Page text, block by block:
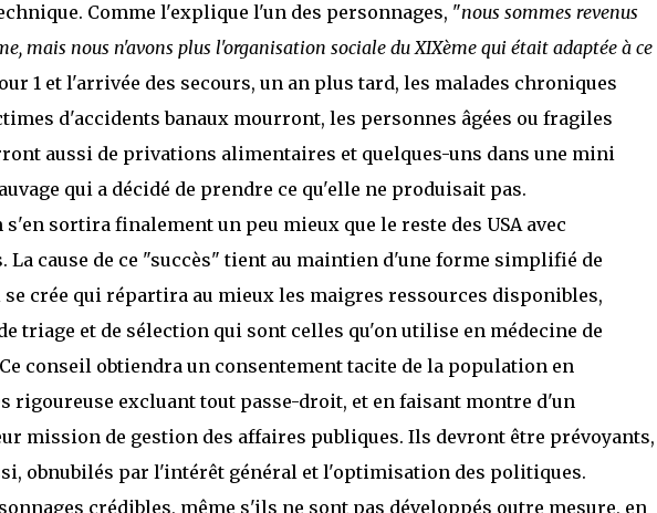
Comme l'explique l'un des personnages, "nous sommes revenus
mais nous n'avons plus l'organisation sociale du XIXème qui était adaptée à ce
1 et l'arrivée des secours, un an plus tard, les malades chroniques
d'accidents banaux mourront, les personnes âgées ou fragiles
aussi de privations alimentaires et quelques-uns dans une mini
qui a décidé de prendre ce qu'elle ne produisait pas.
sortira finalement un peu mieux que le reste des USA avec
La cause de ce "succès" tient au maintien d'une forme simplifié de
crée qui répartira au mieux les maigres ressources disponibles,
triage et de sélection qui sont celles qu'on utilise en médecine de
conseil obtiendra un consentement tacite de la population en
rigoureuse excluant tout passe-droit, et en faisant montre d'un
mission de gestion des affaires publiques. Ils devront être prévoyants,
obnubilés par l'intérêt général et l'optimisation des politiques.
crédibles, même s'ils ne sont pas développés outre mesure, en